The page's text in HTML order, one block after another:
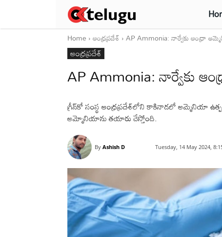
Home ఆంధ్రప్రదేశ్‌ AP Ammonia: నార్వేకు ఆంధ్రా
ఆంధ్రప్రదేశ్‌
AP Ammonia: నార్వేకు
గ్రీన్‌కో సంస్థ ఆంధ్రప్రదేశ్‌లోని కాకినాడలో అమ్మెనియా
అమ్మోనియాను తయారు చేస్తోంది.
By Ashish D Tuesday, 14 May 2024,